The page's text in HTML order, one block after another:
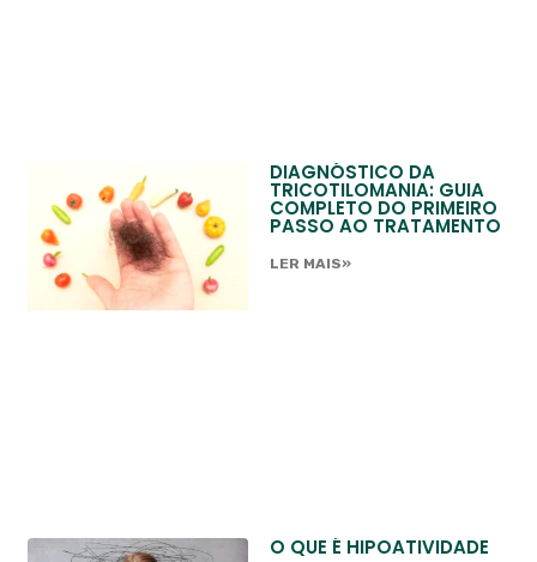
DIAGNÓSTICO DA
TRICOTILOMANIA: GUIA
COMPLETO DO PRIMEIRO
PASSO AO TRATAMENTO
LER MAIS»
O QUE É HIPOATIVIDADE